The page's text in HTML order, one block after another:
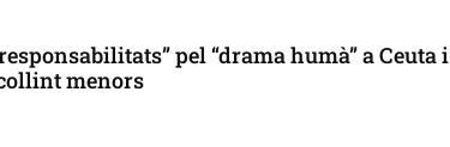
pel “drama humà” a Ceuta i
menors